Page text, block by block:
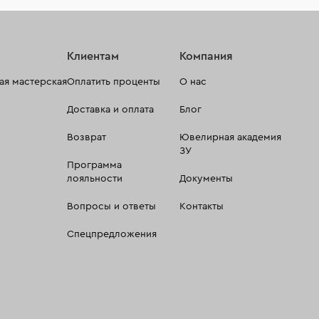
мастерская
Клиентам
Оплатить проценты
Доставка и оплата
Возврат
Программа
лояльности
Вопросы и ответы
Спецпредложения
Компания
О нас
Блог
Ювелирная академия
ЗУ
Документы
Контакты